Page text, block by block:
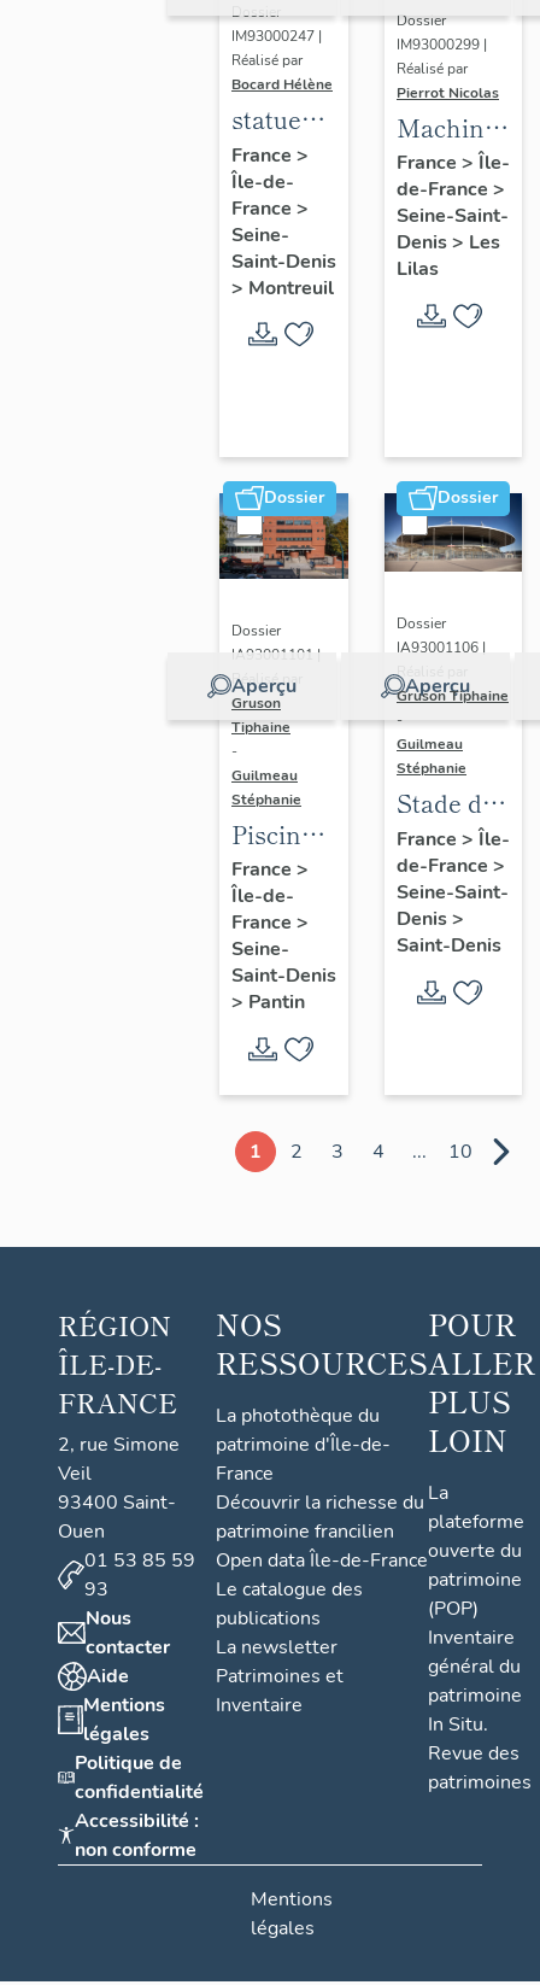
Dossier
IM93000247 |
Réalisé par
Bocard Hélène
statues
colossales
: le
discobole,
le
tennisman
France >
Île-de-
France >
Seine-
Saint-Denis
> Montreuil
Dossier
IM93000299 |
Réalisé par
Pierrot Nicolas
Machine
à
déchiqueter
et à
épurer
France > Île-
de-France >
Seine-Saint-
Denis> Les
Lilas
Dossier
Aperçu
Dossier
IA93001101 |
Réalisé par
Gruson
Tiphaine
-
Guilmeau
Stéphanie
Piscine
Leclerc,
actuellement
piscine
Alice-
Milliat
France >
Île-de-
France >
Seine-
Saint-Denis
> Pantin
Dossier
Aperçu
Dossier
IA93001106 |
Réalisé par
Gruson Tiphaine
-
Guilmeau
Stéphanie
Stade de
France
France > Île-
de-France >
Seine-Saint-
Denis>
Saint-Denis
1 2 3 4 ... 10
RÉGION
ÎLE-DE-
FRANCE
2, rue Simone
Veil
93400 Saint-
Ouen
01 53 85 59
93
Nous
contacter
Aide
Mentions
légales
Politique de
confidentialité
Accessibilité :
non conforme
NOS
RESSOURCES
La photothèque du
patrimoine d'Île-de-
France
Découvrir la richesse du
patrimoine francilien
Open data Île-de-France
Le catalogue des
publications
La newsletter
Patrimoines et
Inventaire
POUR
ALLER
PLUS
LOIN
La
plateforme
ouverte du
patrimoine
(POP)
Inventaire
général du
patrimoine
In Situ.
Revue des
patrimoines
Mentions
légales